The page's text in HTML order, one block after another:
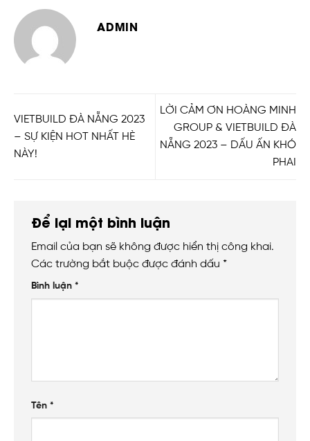
ADMIN
VIETBUILD ĐÀ NẴNG 2023
– SỰ KIỆN HOT NHẤT HÈ
NÀY!
LỜI CẢM ƠN HOÀNG MINH
GROUP & VIETBUILD ĐÀ
NẴNG 2023 – DẤU ẤN KHÓ
PHAI
Để lại một bình luận
Email của bạn sẽ không được hiển thị công khai.
Các trường bắt buộc được đánh dấu *
Bình luận *
Tên *